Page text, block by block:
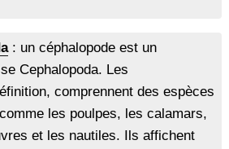
: un céphalopode est un
Cephalopoda. Les
comprennent des espèces
les poulpes, les calamars,
et les nautiles. Ils affichent